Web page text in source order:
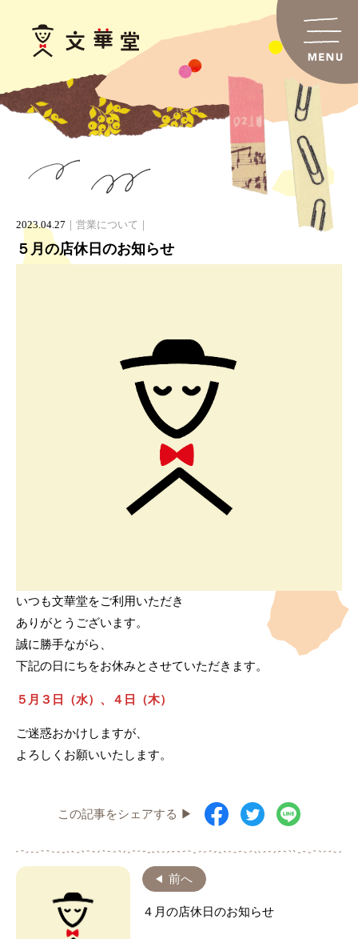
2023.04.27 営業について
５月の店休日のお知らせ
いつも文華堂をご利用いただき
ありがとうございます。
誠に勝手ながら、
下記の日にちをお休みとさせていただきます。
５月３日（水）、４日（木）
ご迷惑おかけしますが、
よろしくお願いいたします。
この記事をシェアする ▶
前へ
４月の店休日のお知らせ